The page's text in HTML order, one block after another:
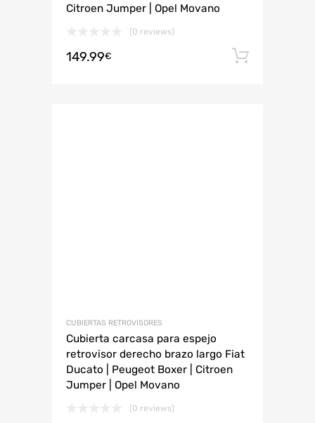
Citroen Jumper | Opel Movano
(0 reviews)
149.99€
CUBIERTAS RETROVISORES
Cubierta carcasa para espejo
retrovisor derecho brazo largo Fiat
Ducato | Peugeot Boxer | Citroen
Jumper | Opel Movano
(0 reviews)